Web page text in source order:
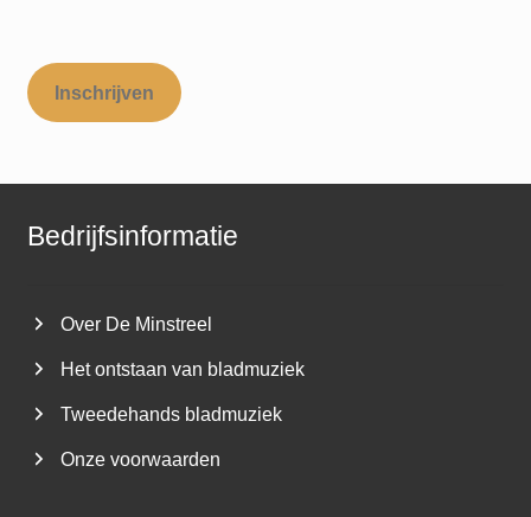
Inschrijven
Bedrijfsinformatie
Over De Minstreel
Het ontstaan van bladmuziek
Tweedehands bladmuziek
Onze voorwaarden